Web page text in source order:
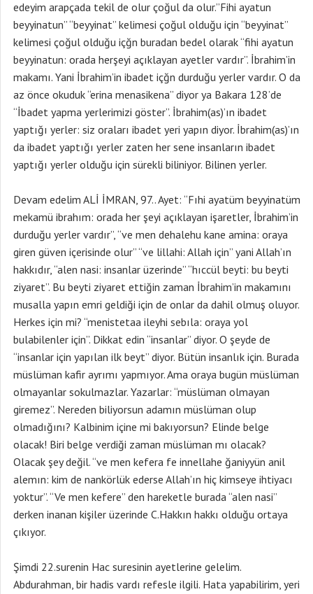
edeyim arapçada tekil de olur çoğul da olur.”Fihi ayatun
beyyinatun” “beyyinat” kelimesi çoğul olduğu için “beyyinat”
kelimesi çoğul olduğu içğn buradan bedel olarak “fihi ayatun
beyyinatun: orada herşeyi açıklayan ayetler vardır”. İbrahim’in
makamı. Yani İbrahim’in ibadet içğn durduğu yerler vardır. O da
az önce okuduk “erina menasikena” diyor ya Bakara 128’de
“İbadet yapma yerlerimizi göster”. İbrahim(as)’ın ibadet
yaptığı yerler: siz oraları ibadet yeri yapın diyor. İbrahim(as)’ın
da ibadet yaptığı yerler zaten her sene insanların ibadet
yaptığı yerler olduğu için sürekli biliniyor. Bilinen yerler.
Devam edelim ALİ İMRAN, 97.. Ayet: “Fıhi ayatüm beyyinatüm
mekamü ibrahım: orada her şeyi açıklayan işaretler, İbrahim’in
durduğu yerler vardır”, “ve men dehalehu kane amina: oraya
giren güven içerisinde olur” “ve lillahi: Allah için” yani Allah’ın
hakkıdır, “alen nasi: insanlar üzerinde” “hıccül beyti: bu beyti
ziyaret”. Bu beyti ziyaret ettiğin zaman İbrahim’in makamını
musalla yapın emri geldiği için de onlar da dahil olmuş oluyor.
Herkes için mi? “menistetaa ileyhi sebıla: oraya yol
bulabilenler için”. Dikkat edin “insanlar” diyor. O şeyde de
“insanlar için yapılan ilk beyt” diyor. Bütün insanlık için. Burada
müslüman kafir ayrımı yapmıyor. Ama oraya bugün müslüman
olmayanlar sokulmazlar. Yazarlar: “müslüman olmayan
giremez”. Nereden biliyorsun adamın müslüman olup
olmadığını? Kalbinim içine mi bakıyorsun? Elinde belge
olacak! Biri belge verdiği zaman müslüman mı olacak?
Olacak şey değil. “ve men kefera fe innellahe ğaniyyün anil
alemın: kim de nankörlük ederse Allah’ın hiç kimseye ihtiyacı
yoktur”. “Ve men kefere” den hareketle burada “alen nasi”
derken inanan kişiler üzerinde C.Hakkın hakkı olduğu ortaya
çıkıyor.
Şimdi 22.surenin Hac suresinin ayetlerine gelelim.
Abdurahman, bir hadis vardı refesle ilgili. Hata yapabilirim, yeri